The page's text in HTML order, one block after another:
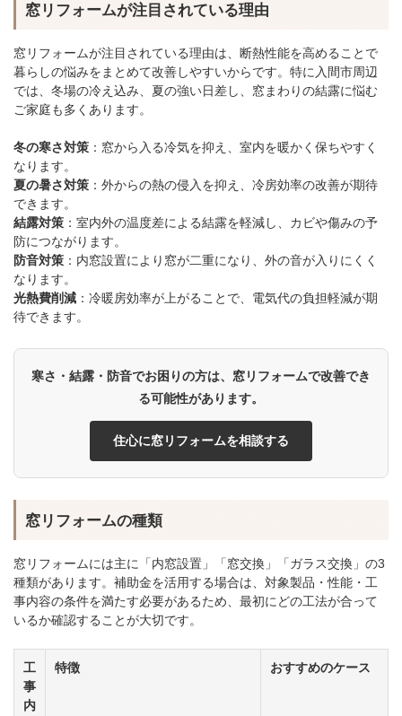
窓リフォームが注目されている理由
窓リフォームが注目されている理由は、断熱性能を高めることで
暮らしの悩みをまとめて改善しやすいからです。特に入間市周辺
では、冬場の冷え込み、夏の強い日差し、窓まわりの結露に悩む
ご家庭も多くあります。
冬の寒さ対策 ：窓から入る冷気を抑え、室内を暖かく保ちやすく
なります。
夏の暑さ対策 ：外からの熱の侵入を抑え、冷房効率の改善が期待
できます。
結露対策 ：室内外の温度差による結露を軽減し、カビや傷みの予
防につながります。
防音対策 ：内窓設置により窓が二重になり、外の音が入りにくく
なります。
光熱費削減 ：冷暖房効率が上がることで、電気代の負担軽減が期
待できます。
寒さ・結露・防音でお困りの方は、窓リフォームで改善でき
る可能性があります。
住心に窓リフォームを相談する
窓リフォームの種類
窓リフォームには主に「内窓設置」「窓交換」「ガラス交換」の3
種類があります。補助金を活用する場合は、対象製品・性能・工
事内容の条件を満たす必要があるため、最初にどの工法が合って
いるか確認することが大切です。
工
事
内
特徴 おすすめのケース